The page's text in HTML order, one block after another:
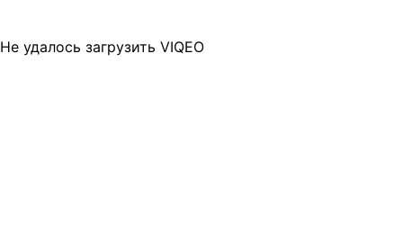
Не удалось загрузить VIQEO